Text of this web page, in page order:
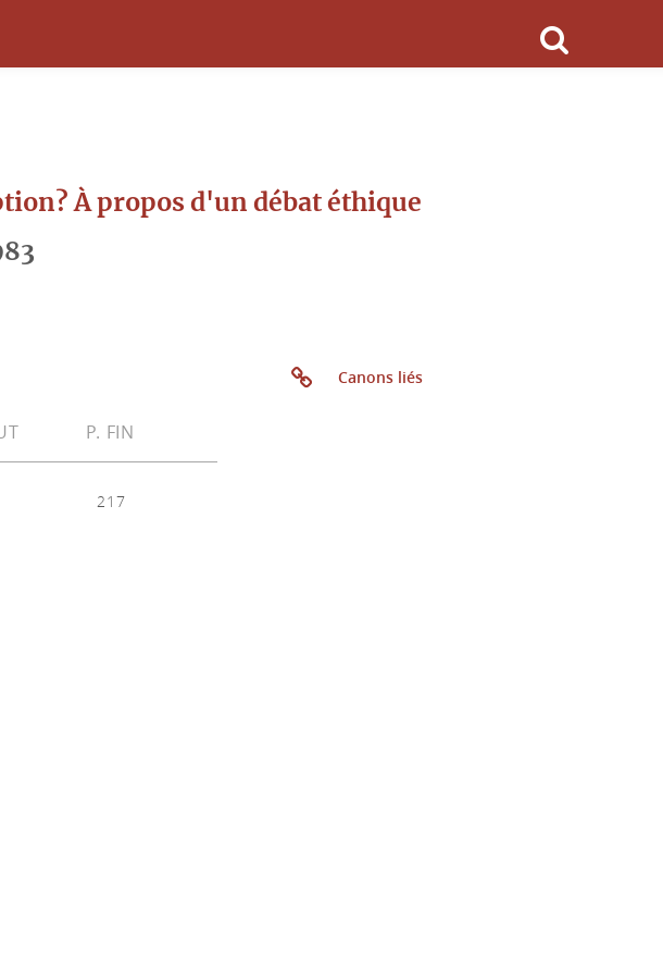
À propos d'un débat éthique
P. FIN
217
Canons liés